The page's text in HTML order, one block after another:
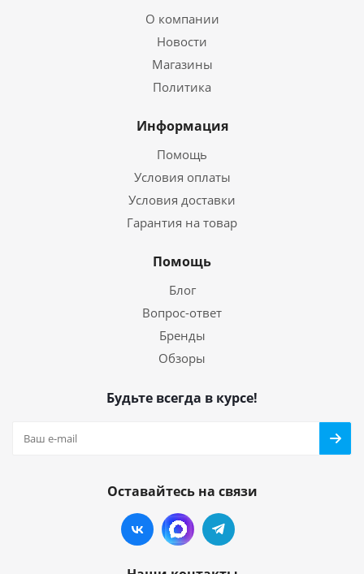
О компании
Новости
Магазины
Политика
Информация
Помощь
Условия оплаты
Условия доставки
Гарантия на товар
Помощь
Блог
Вопрос-ответ
Бренды
Обзоры
Будьте всегда в курсе!
Оставайтесь на связи